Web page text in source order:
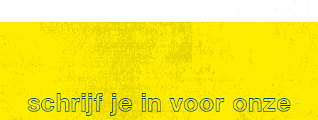
schrijf je in voor onze